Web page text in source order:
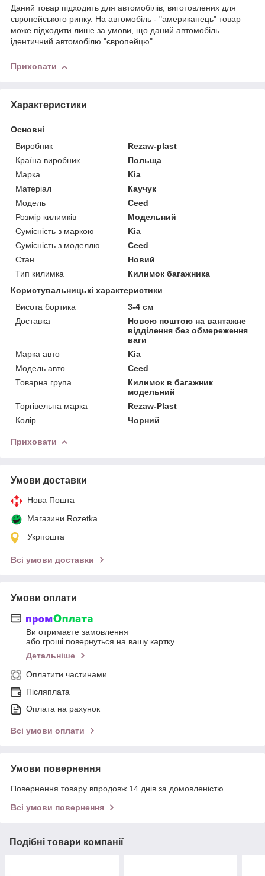
Даний товар підходить для автомобілів, виготовлених для
європейського ринку. На автомобіль - "американець" товар
може підходити лише за умови, що даний автомобіль
ідентичний автомобілю "європейцю".
Приховати
Характеристики
Основні
Виробник
Rezaw-plast
Країна виробник
Польща
Марка
Kia
Матеріал
Каучук
Модель
Ceed
Розмір килимків
Модельний
Сумісність з маркою
Kia
Сумісність з моделлю
Ceed
Стан
Новий
Тип килимка
Килимок багажника
Користувальницькі характеристики
Висота бортика
3-4 см
Доставка
Новою поштою на вантажне
відділення без обмереження
ваги
Марка авто
Kia
Модель авто
Ceed
Товарна група
Килимок в багажник
модельний
Торгівельна марка
Rezaw-Plast
Колір
Чорний
Приховати
Умови доставки
Нова Пошта
Магазини Rozetka
Укрпошта
Всі умови доставки
Умови оплати
Ви отримаєте замовлення
або гроші повернуться на вашу картку
Детальніше
Оплатити частинами
Післяплата
Оплата на рахунок
Всі умови оплати
Умови повернення
Повернення товару впродовж 14 днів за домовленістю
Всі умови повернення
Подібні товари компанії